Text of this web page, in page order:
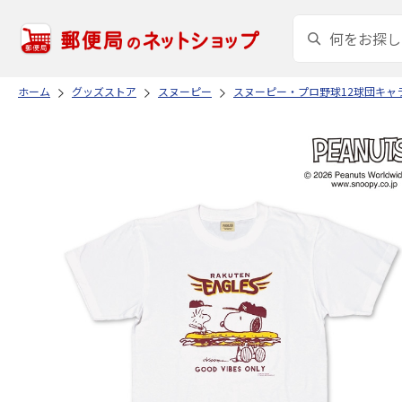
ホーム グッズストア スヌーピー スヌーピー・プロ野球12球団キャ